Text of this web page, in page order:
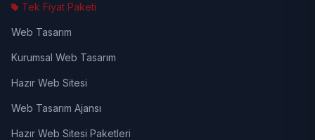
Tek Fiyat Paketi
Web Tasarım
Kurumsal Web Tasarım
Hazır Web Sitesi
Web Tasarım Ajansı
Hazır Web Sitesi Paketleri